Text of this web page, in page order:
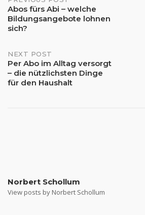
navigation
Abos fürs Abi – welche
Bildungsangebote lohnen
sich?
NEXT POST
Per Abo im Alltag versorgt
– die nützlichsten Dinge
für den Haushalt
Norbert Schollum
View posts by Norbert Schollum